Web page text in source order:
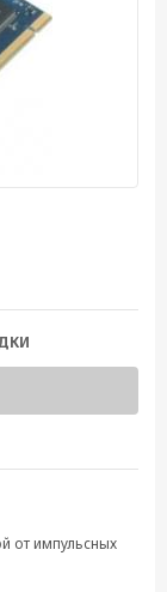
от импульсных